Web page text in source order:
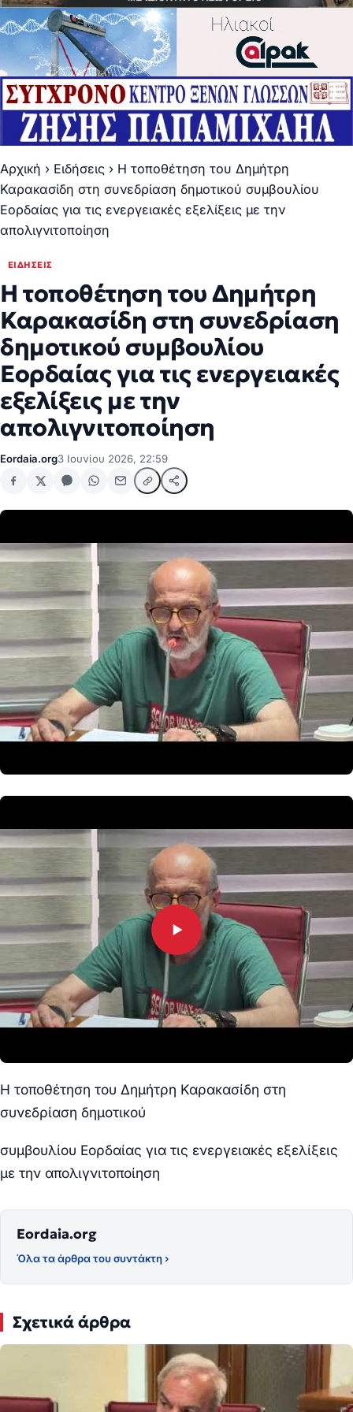
Αρχική › Ειδήσεις › Η τοποθέτηση του Δημήτρη
Καρακασίδη στη συνεδρίαση δημοτικού συμβουλίου
Εορδαίας για τις ενεργειακές εξελίξεις με την
απολιγνιτοποίηση
ΕΙΔΉΣΕΙΣ
Η τοποθέτηση του Δημήτρη
Καρακασίδη στη συνεδρίαση
δημοτικού συμβουλίου
Εορδαίας για τις ενεργειακές
εξελίξεις με την
απολιγνιτοποίηση
Eordaia.org3 Ιουνίου 2026, 22:59
Η τοποθέτηση του Δημήτρη Καρακασίδη στη
συνεδρίαση δημοτικού
συμβουλίου Εορδαίας για τις ενεργειακές εξελίξεις
με την απολιγνιτοποίηση
Eordaia.org
Όλα τα άρθρα του συντάκτη ›
Σχετικά άρθρα